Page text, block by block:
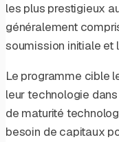
les plus prestigieux
généralement
soumission initiale et
Le programme cible
leur technologie
de maturité
besoin de capitaux